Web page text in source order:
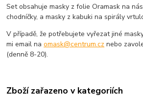
Set obsahuje masky z folie Oramask na
chodníčky, a masky z kabuki na spirály
V případě, že potřebujete vyřezat jiné
mi email naomask@centrum.cz nebo
(denně 8-20).
Zboží zařazeno v kategoriích